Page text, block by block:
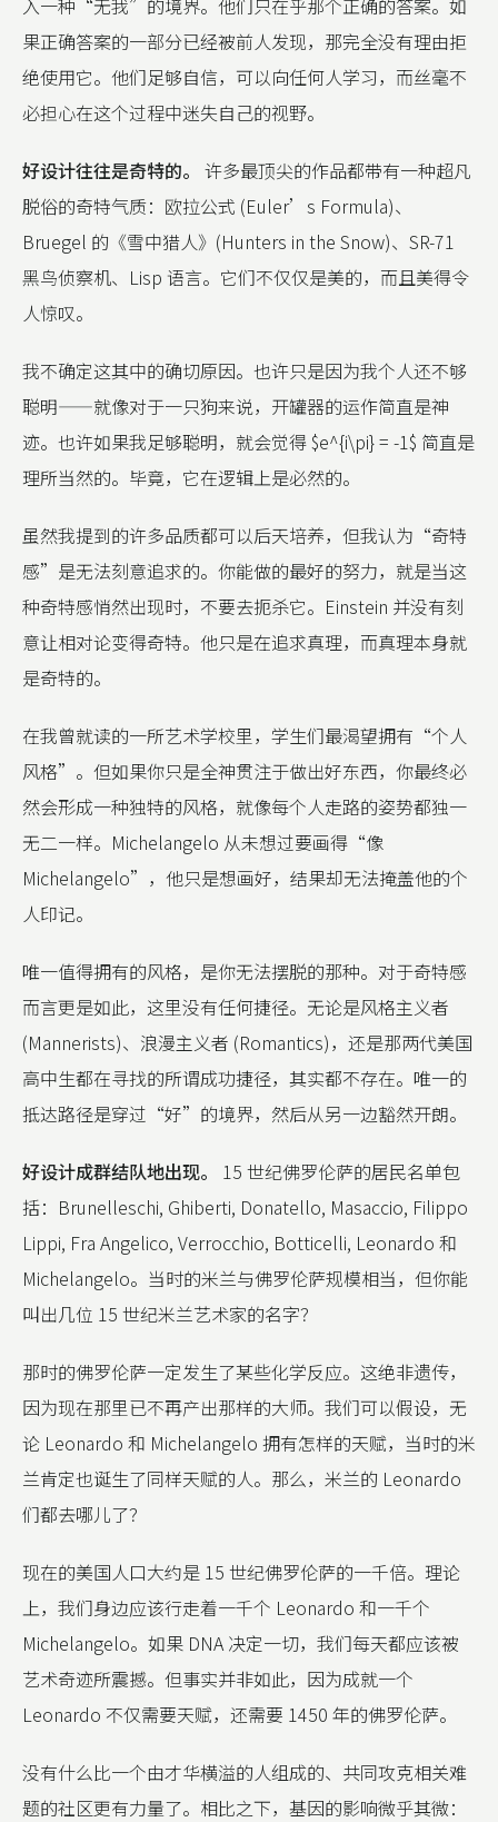
入一种“无我”的境界。他们只在乎那个正确的答案。如
果正确答案的一部分已经被前人发现，那完全没有理由拒
绝使用它。他们足够自信，可以向任何人学习，而丝毫不
必担心在这个过程中迷失自己的视野。
好设计往往是奇特的。 许多最顶尖的作品都带有一种超凡
脱俗的奇特气质：欧拉公式 (Euler’s Formula)、
Bruegel 的《雪中猎人》(Hunters in the Snow)、SR-71
黑鸟侦察机、Lisp 语言。它们不仅仅是美的，而且美得令
人惊叹。
我不确定这其中的确切原因。也许只是因为我个人还不够
聪明——就像对于一只狗来说，开罐器的运作简直是神
迹。也许如果我足够聪明，就会觉得 $e^{i\pi} = -1$ 简直是
理所当然的。毕竟，它在逻辑上是必然的。
虽然我提到的许多品质都可以后天培养，但我认为“奇特
感”是无法刻意追求的。你能做的最好的努力，就是当这
种奇特感悄然出现时，不要去扼杀它。Einstein 并没有刻
意让相对论变得奇特。他只是在追求真理，而真理本身就
是奇特的。
在我曾就读的一所艺术学校里，学生们最渴望拥有“个人
风格”。但如果你只是全神贯注于做出好东西，你最终必
然会形成一种独特的风格，就像每个人走路的姿势都独一
无二一样。Michelangelo 从未想过要画得“像
Michelangelo”，他只是想画好，结果却无法掩盖他的个
人印记。
唯一值得拥有的风格，是你无法摆脱的那种。对于奇特感
而言更是如此，这里没有任何捷径。无论是风格主义者
(Mannerists)、浪漫主义者 (Romantics)，还是那两代美国
高中生都在寻找的所谓成功捷径，其实都不存在。唯一的
抵达路径是穿过“好”的境界，然后从另一边豁然开朗。
好设计成群结队地出现。
15 世纪佛罗伦萨的居民名单包
括：Brunelleschi, Ghiberti, Donatello, Masaccio, Filippo
Lippi, Fra Angelico, Verrocchio, Botticelli, Leonardo 和
Michelangelo。当时的米兰与佛罗伦萨规模相当，但你能
叫出几位 15 世纪米兰艺术家的名字？
那时的佛罗伦萨一定发生了某些化学反应。这绝非遗传，
因为现在那里已不再产出那样的大师。我们可以假设，无
论 Leonardo 和 Michelangelo 拥有怎样的天赋，当时的米
兰肯定也诞生了同样天赋的人。那么，米兰的 Leonardo
们都去哪儿了？
现在的美国人口大约是 15 世纪佛罗伦萨的一千倍。理论
上，我们身边应该行走着一千个 Leonardo 和一千个
Michelangelo。如果 DNA 决定一切，我们每天都应该被
艺术奇迹所震撼。但事实并非如此，因为成就一个
Leonardo 不仅需要天赋，还需要 1450 年的佛罗伦萨。
没有什么比一个由才华横溢的人组成的、共同攻克相关难
题的社区更有力量了。相比之下，基因的影响微乎其微：